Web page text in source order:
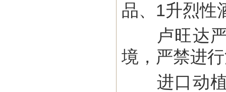
品、1升烈性
卢旺达严
境，严禁进
进口动植